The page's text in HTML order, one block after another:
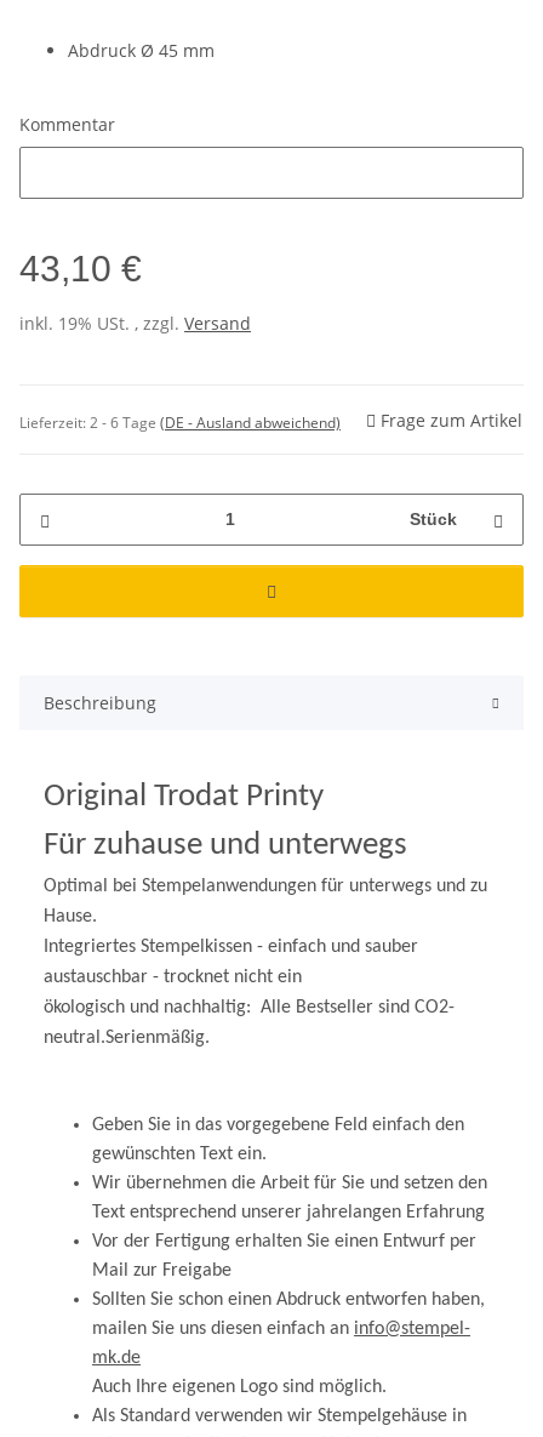
Abdruck Ø 45 mm
Kommentar
43,10 €
inkl. 19% USt. , zzgl. Versand
Lieferzeit:2 - 6 Tage (DE - Ausland abweichend) Frage zum Artikel
Stück
Beschreibung
Original Trodat Printy
Für zuhause und unterwegs
Optimal bei Stempelanwendungen für unterwegs und zu
Hause.
Integriertes Stempelkissen - einfach und sauber
austauschbar - trocknet nicht ein
ökologisch und nachhaltig: Alle Bestseller sind CO2-
neutral.Serienmäßig.
Geben Sie in das vorgegebene Feld einfach den
gewünschten Text ein.
Wir übernehmen die Arbeit für Sie und setzen den
Text entsprechend unserer jahrelangen Erfahrung
Vor der Fertigung erhalten Sie einen Entwurf per
Mail zur Freigabe
Sollten Sie schon einen Abdruck entworfen haben,
mailen Sie uns diesen einfach an info@stempel-
mk.de
Auch Ihre eigenen Logo sind möglich.
Als Standard verwenden wir Stempelgehäuse in